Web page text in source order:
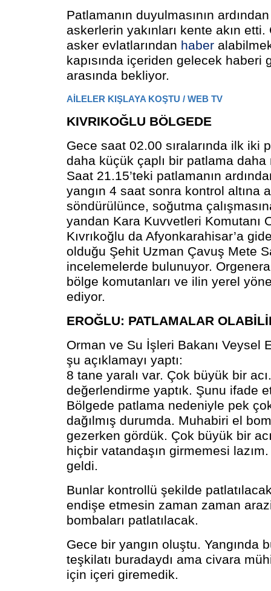
Patlamanın duyulmasının
askerlerin yakınları kente akın
asker evlatlarından haber
kapısında içeriden gelecek haberi
arasında bekliyor.
AİLELER KIŞLAYA KOŞTU / WEB TV
KIVRIKOĞLU BÖLGEDE
Gece saat 02.00 sıralarında ilk iki
daha küçük çaplı bir patlama
Saat 21.15’teki patlamanın
yangın 4 saat sonra kontrol altına
söndürülünce, soğutma
yandan Kara Kuvvetleri Komutanı
Kıvrıkoğlu da Afyonkarahisar’a
olduğu Şehit Uzman Çavuş Mete
incelemelerde bulunuyor. Orgeneral
bölge komutanları ve ilin yerel
ediyor.
EROĞLU: PATLAMALAR
Orman ve Su İşleri Bakanı Veysel
şu açıklamayı yaptı:
8 tane yaralı var. Çok büyük bir
değerlendirme yaptık. Şunu ifade
Bölgede patlama nedeniyle pek
dağılmış durumda. Muhabiri el
gezerken gördük. Çok büyük bir
hiçbir vatandaşın girmemesi
geldi.
Bunlar kontrollü şekilde
endişe etmesin zaman zaman
bombaları patlatılacak.
Gece bir yangın oluştu. Yangında
teşkilatı buradaydı ama civara
için içeri giremedik.